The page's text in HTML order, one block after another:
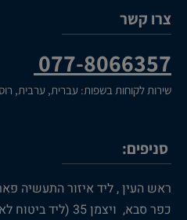
צרו קשר
077-8066357
שירות לקוחות בשפות: עברית, ערבית,
סניפים:
ראש העין , ליד איזור התעשיה
כפר סבא, ויצמן 35 (ליד ביטוח לאומי)